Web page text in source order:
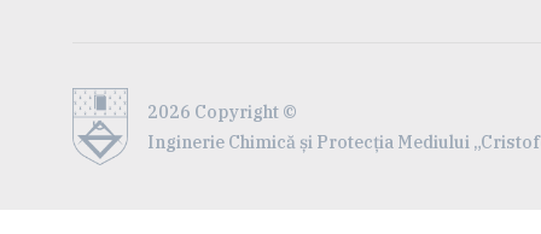
2026 Copyright ©
Inginerie Chimică și Protecția Mediului